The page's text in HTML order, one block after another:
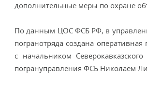
дополнительные меры по охране
По данным ЦОС ФСБ РФ, в
погранотряда создана оперативная
с начальником Северокавказского
погрануправления ФСБ Николаем